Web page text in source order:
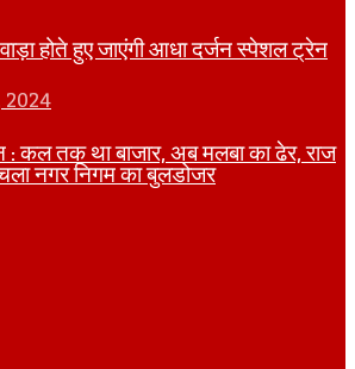
होते हुए जाएंगी आधा दर्जन स्पेशल ट्रेन
: कल तक था बाजार, अब मलबा का ढेर, राज
नगर निगम का बुलडोजर